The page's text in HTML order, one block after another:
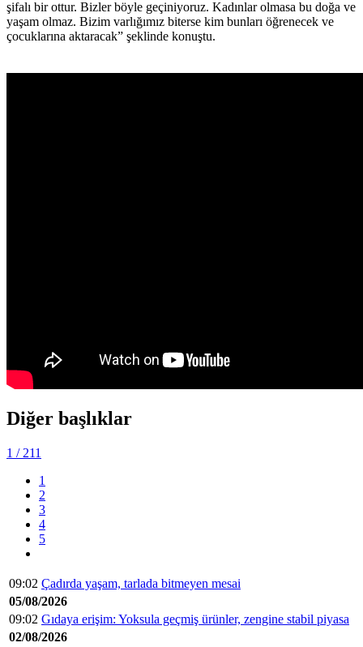
şifalı bir ottur. Bizler böyle geçiniyoruz. Kadınlar olmasa bu doğa ve
yaşam olmaz. Bizim varlığımız biterse kim bunları öğrenecek ve
çocuklarına aktaracak” şeklinde konuştu.
Diğer başlıklar
1 / 211
1
2
3
4
5
09:02 Çadırda yaşam, tarlada bitmeyen mesai
05/08/2026
09:02 Gıdaya erişim: Yoksula geçmiş ürünler, zengine stabil piyasa
02/08/2026